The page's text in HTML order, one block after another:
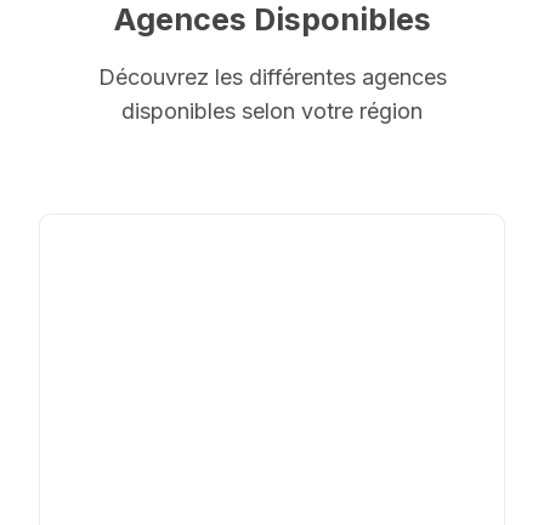
Agences Disponibles
Découvrez les différentes agences
disponibles selon votre région